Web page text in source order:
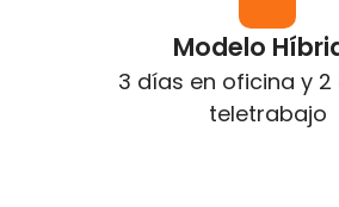
Modelo
3 días en oficina y
teletrabajo